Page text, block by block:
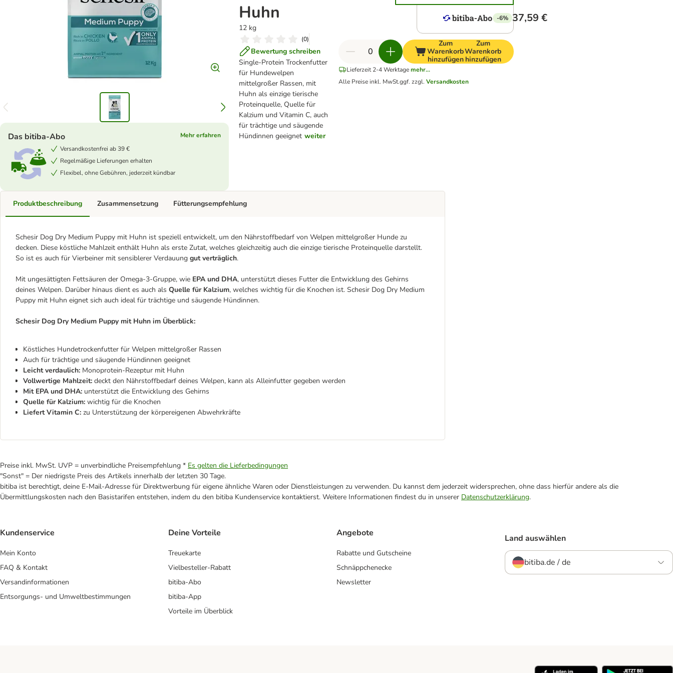
Huhn
12 kg
(0)
Bewertung schreiben
Single-Protein Trockenfutter
für Hundewelpen
mittelgroßer Rassen, mit
Huhn als einzige tierische
Proteinquelle, Quelle für
Kalzium und Vitamin C, auch
für trächtige und säugende
Hündinnen geeignet weiter
Das bitiba-Abo
Mehr erfahren
Versandkostenfrei ab 39 €
Regelmäßige Lieferungen erhalten
Flexibel, ohne Gebühren, jederzeit kündbar
-6% 37,59 €
Zum
Warenkorb
hinzufügen
Zum
Warenkorb
hinzufügen
Lieferzeit 2-4 Werktagemehr...
Alle Preise inkl. MwSt.ggf. zzgl. Versandkosten
Produktbeschreibung
Schesir Dog Dry Medium Puppy mit Huhn ist speziell entwickelt, um den Nährstoffbedarf von Welpen mittelgroßer Hunde zu
decken. Diese köstliche Mahlzeit enthält Huhn als erste Zutat, welches gleichzeitig auch die einzige tierische Proteinquelle darstellt.
So ist es auch für Vierbeiner mit sensiblerer Verdauung gut verträglich.
Mit ungesättigten Fettsäuren der Omega-3-Gruppe, wie EPA und DHA, unterstützt dieses Futter die Entwicklung des Gehirns
deines Welpen. Darüber hinaus dient es auch als Quelle für Kalzium, welches wichtig für die Knochen ist. Schesir Dog Dry Medium
Puppy mit Huhn eignet sich auch ideal für trächtige und säugende Hündinnen.
Schesir Dog Dry Medium Puppy mit Huhn im Überblick:
Köstliches Hundetrockenfutter für Welpen mittelgroßer Rassen
Auch für trächtige und säugende Hündinnen geeignet
Leicht verdaulich: Monoprotein-Rezeptur mit Huhn
Vollwertige Mahlzeit: deckt den Nährstoffbedarf deines Welpen, kann als Alleinfutter gegeben werden
Mit EPA und DHA: unterstützt die Entwicklung des Gehirns
Quelle für Kalzium: wichtig für die Knochen
Liefert Vitamin C: zu Unterstützung der körpereigenen Abwehrkräfte
Zusammensetzung Fütterungsempfehlung
Preise inkl. MwSt. UVP = unverbindliche Preisempfehlung * Es gelten die Lieferbedingungen
"Sonst" = Der niedrigste Preis des Artikels innerhalb der letzten 30 Tage.
bitiba ist berechtigt, deine E-Mail-Adresse für Direktwerbung für eigene ähnliche Waren oder Dienstleistungen zu verwenden. Du kannst dem jederzeit widersprechen, ohne dass hierfür andere als die
Übermittlungskosten nach den Basistarifen entstehen, indem du den bitiba Kundenservice kontaktierst. Weitere Informationen findest du in unserer Datenschutzerklärung.
Kundenservice
Mein Konto
FAQ & Kontakt
Versandinformationen
Entsorgungs- und Umweltbestimmungen
Deine Vorteile
Treuekarte
Vielbesteller-Rabatt
bitiba-Abo
bitiba-App
Vorteile im Überblick
Angebote
Rabatte und Gutscheine
Schnäppchenecke
Newsletter
Land auswählen
bitiba.de / de